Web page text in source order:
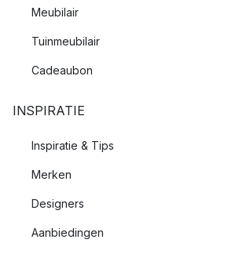
Meubilair
Tuinmeubilair
Cadeaubon
INSPIRATIE
Inspiratie & Tips
Merken
Designers
Aanbiedingen